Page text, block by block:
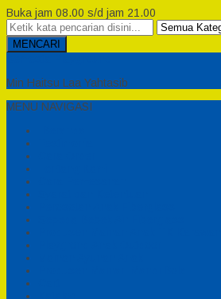
Buka jam 08.00 s/d jam 21.00
MENCARI
Min Haitsu Laa Yahtasib
MENU NAVIGASI